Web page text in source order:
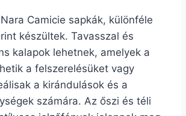
Camicie sapkák, különféle
készültek. Tavasszal és
kalapok lehetnek, amelyek a
a felszerelésüket vagy
a kirándulások és a
számára. Az őszi és téli